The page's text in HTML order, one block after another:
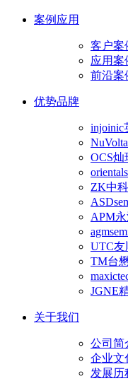
案例应用
客户案
应用案
前沿案
优势品牌
injoinic
OCS灿
ZK中科
APM
UTC友
TM台
JGNE
关于我们
公司简
企业文
发展历